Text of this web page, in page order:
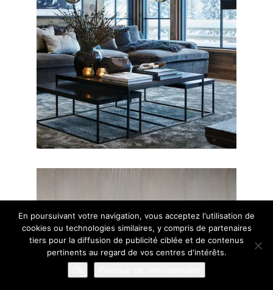
En poursuivant votre navigation, vous acceptez l'utilisation de
cookies ou technologies similaires, y compris de partenaires
tiers pour la diffusion de publicité ciblée et de contenus
pertinents au regard de vos centres d'intérêts.